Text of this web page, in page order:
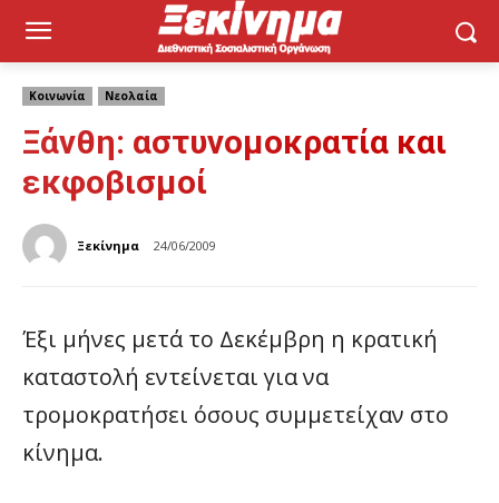
Κοινωνία Νεολαία
Ξάνθη: αστυνομοκρατία και
εκφοβισμοί
Ξεκίνημα 24/06/2009
Έξι μήνες μετά το Δεκέμβρη η κρατική
καταστολή εντείνεται για να
τρομοκρατήσει όσους συμμετείχαν στο
κίνημα.